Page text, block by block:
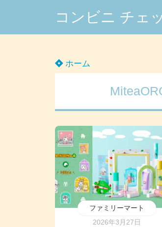
コンビニ チェ
ホーム
ファミリーマート
2026年3月27日